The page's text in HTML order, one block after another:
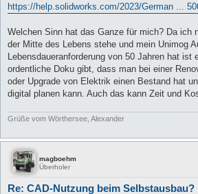
https://help.solidworks.com/2023/German ...
Welchen Sinn hat das Ganze für mich? Da ich
der Mitte des Lebens stehe und mein Unimog
Lebensdaueranforderung von 50 Jahren hat ist
ordentliche Doku gibt, dass man bei einer
oder Upgrade von Elektrik einen Bestand hat
digital planen kann. Auch das kann Zeit und
Grüße vom Wörthersee, Alexander
magboehm
Überholer
Re: CAD-Nutzung beim Selbstausbau?